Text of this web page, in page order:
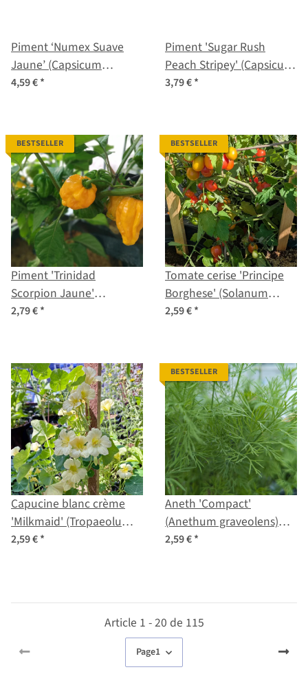
Piment ‘Numex Suave
Jaune’ (Capsicum
chinense) Gaines
4,59 €*
Piment 'Sugar Rush
Peach Stripey' (Capsicum
baccatum) graines
3,79 €*
BESTSELLER
Piment 'Trinidad
Scorpion Jaune'
(Capsicum chinense)
2,79 €*
BESTSELLER
Tomate cerise 'Principe
Borghese' (Solanum
lycopersicum) graines
2,59 €*
Capucine blanc crème
'Milkmaid' (Tropaeolum
majus) graines
2,59 €*
BESTSELLER
Aneth 'Compact'
(Anethum graveolens)
graines
2,59 €*
Article 1 - 20 de 115
Page1